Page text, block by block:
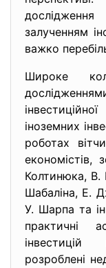
залученням
важко
Широке
іноземних
роботах
Колтинюка,
Шабаліна, Е.
У. Шарпа та
практичні
розроблені